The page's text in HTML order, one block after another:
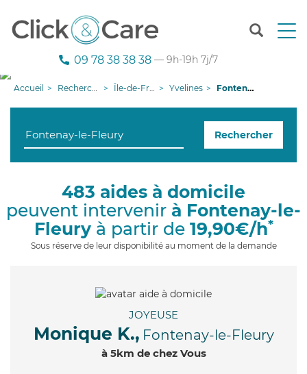
T
n
g
i
09 78 38 38 38 — 9h-19h 7j/7
Accueil Recherche aide à domicile Île-de-France Yvelines Fontenay-le-Fleury
Rechercher
483 aides à domicile
peuvent intervenir à Fontenay-le-
Fleuryà partir de 19,90€/h*
Sous réserve de leur disponibilité au moment de la demande
JOYEUSE
Monique K., Fontenay-le-Fleury
à 5km de chez Vous